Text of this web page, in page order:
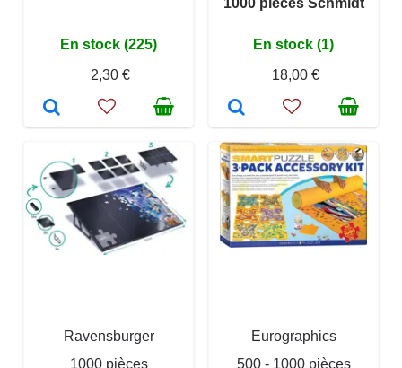
En stock (225)
2,30 €
En stock (1)
18,00 €
Ravensburger
1000 pièces
Eurographics
500 - 1000 pièces